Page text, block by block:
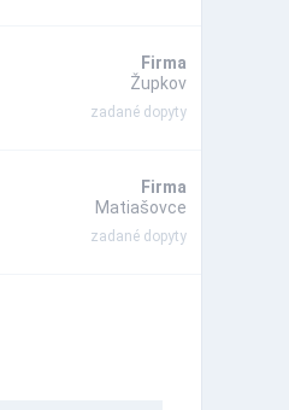
Firma
Župkov
zadané dopyty
Firma
Matiašovce
zadané dopyty